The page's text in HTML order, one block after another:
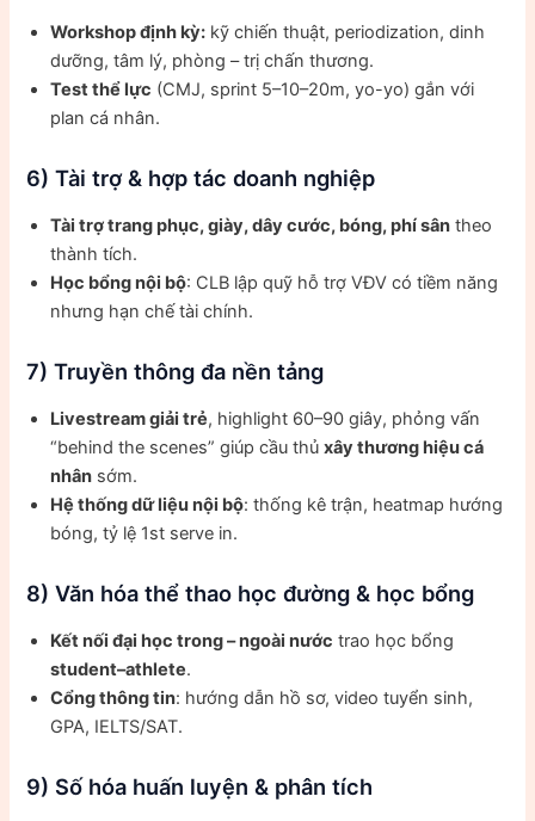
Workshop định kỳ: kỹ chiến thuật, periodization, dinh
dưỡng, tâm lý, phòng – trị chấn thương.
Test thể lực (CMJ, sprint 5–10–20m, yo-yo) gắn với
plan cá nhân.
6) Tài trợ & hợp tác doanh nghiệp
Tài trợ trang phục, giày, dây cước, bóng, phí sân theo
thành tích.
Học bổng nội bộ: CLB lập quỹ hỗ trợ VĐV có tiềm năng
nhưng hạn chế tài chính.
7) Truyền thông đa nền tảng
Livestream giải trẻ, highlight 60–90 giây, phỏng vấn
“behind the scenes” giúp cầu thủxây thương hiệu cá
nhân sớm.
Hệ thống dữ liệu nội bộ: thống kê trận, heatmap hướng
bóng, tỷ lệ 1st serve in.
8) Văn hóa thể thao học đường & học bổng
Kết nối đại học trong – ngoài nước trao học bổng
student–athlete.
Cổng thông tin: hướng dẫn hồ sơ, video tuyển sinh,
GPA, IELTS/SAT.
9) Số hóa huấn luyện & phân tích